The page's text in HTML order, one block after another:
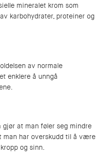
mineralet krom som
karbohydrater, proteiner og
av normale
enklere å unngå
at man føler seg mindre
man har overskudd til å være
og sinn.